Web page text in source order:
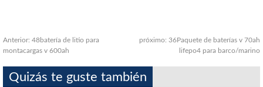
Anterior: 48batería de litio para
montacargas v 600ah
próximo: 36Paquete de baterías v 70ah
lifepo4 para barco/marino
Quizás te guste también